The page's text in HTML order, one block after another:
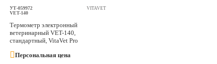
УТ-059972
VET-140
VITAVET
Термометр электронный
ветеринарный VET-140,
стандартный, VitaVet Pro
Персональная цена